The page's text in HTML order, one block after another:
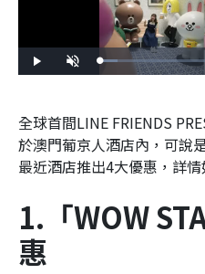
l
n
L
o
8
.
6
%
全球首間LINE FRIENDS
於澳門葡京人酒店內，可說
最近酒店推出4大優惠，詳情
1.「WOW
惠